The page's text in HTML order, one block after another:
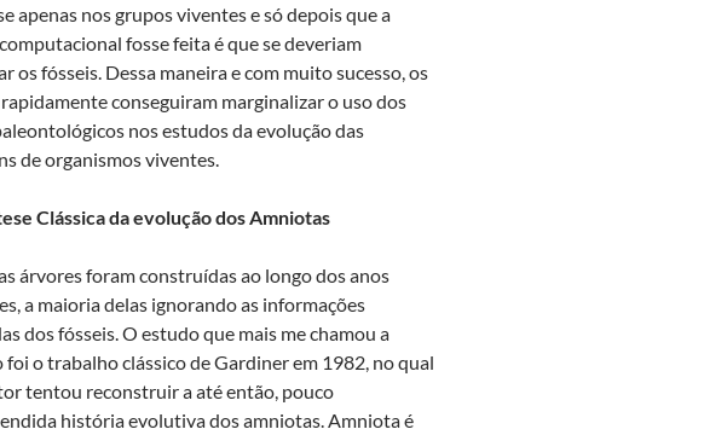
apenas nos grupos viventes e só depois que a
fosse feita é que se deveriam
os fósseis. Dessa maneira e com muito sucesso, os
conseguiram marginalizar o uso dos
nos estudos da evolução das
de organismos viventes.
Clássica da evolução dos Amniotas
árvores foram construídas ao longo dos anos
a maioria delas ignorando as informações
dos fósseis. O estudo que mais me chamou a
foi o trabalho clássico de Gardiner em 1982, no qual
tentou reconstruir a até então, pouco
história evolutiva dos amniotas. Amniota é